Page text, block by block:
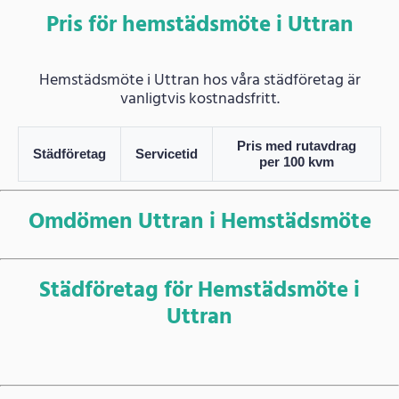
Pris för hemstädsmöte i Uttran
Hemstädsmöte i Uttran hos våra städföretag är
vanligtvis kostnadsfritt.
Städföretag Servicetid
Pris med rutavdrag
per 100 kvm
Omdömen Uttran i Hemstädsmöte
Städföretag för Hemstädsmöte i
Uttran